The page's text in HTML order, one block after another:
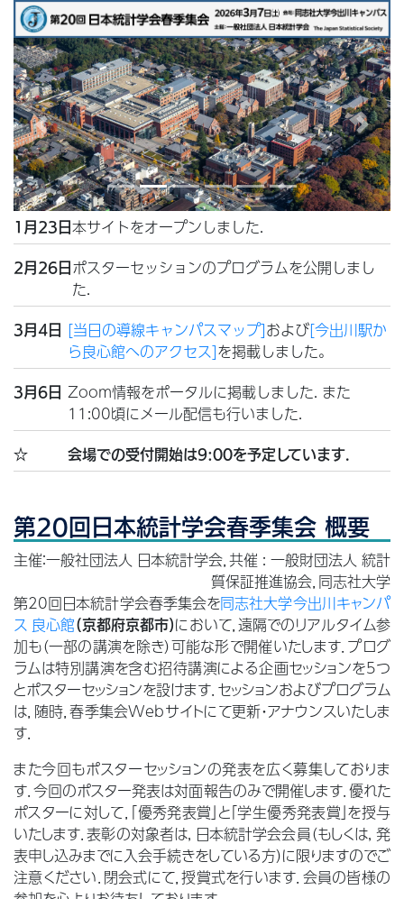
Previous Next
1月23日本サイトをオープンしました.
2月26日 ポスターセッションのプログラムを公開しまし
た.
3月4日 [当日の導線キャンパスマップ]および[今出川駅か
ら良心館へのアクセス]を掲載しました。
3月6日 Zoom情報をポータルに掲載しました. また
11:00頃にメール配信も行いました.
☆ 会場での受付開始は9:00を予定しています.
第20回日本統計学会春季集会 概要
主催：一般社団法人 日本統計学会，共催 : 一般財団法人 統計
質保証推進協会，同志社大学
第20回日本統計学会春季集会を同志社大学今出川キャンパ
ス 良心館(京都府京都市)において，遠隔でのリアルタイム参
加も（一部の講演を除き）可能な形で開催いたします．プログ
ラムは特別講演を含む招待講演による企画セッションを5つ
とポスターセッションを設けます．セッションおよびプログラム
は，随時，春季集会Webサイトにて更新・アナウンスいたしま
す．
また今回もポスターセッションの発表を広く募集しておりま
す．今回のポスター発表は対面報告のみで開催します．優れた
ポスターに対して，「優秀発表賞」と「学生優秀発表賞」を授与
いたします．表彰の対象者は, 日本統計学会会員（もしくは, 発
表申し込みまでに入会手続きをしている方）に限りますのでご
注意ください．閉会式にて，授賞式を行います．会員の皆様の